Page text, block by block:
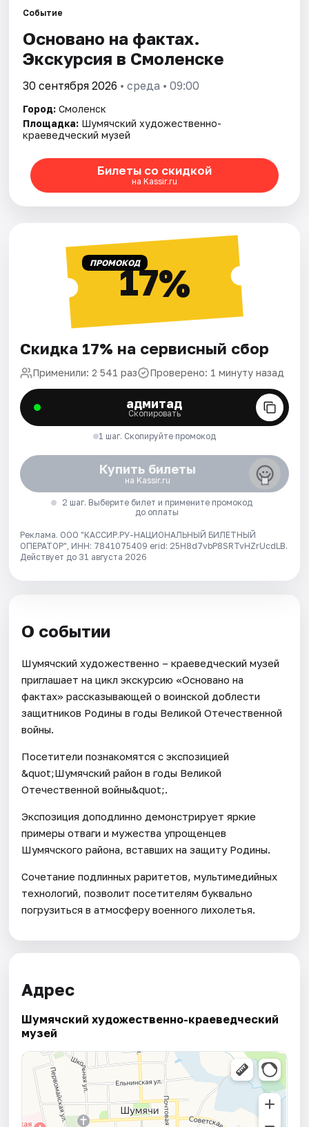
Площадки
Артисты
Событие
Основано на фактах.
Экскурсия в Смоленске
30 сентября 2026 • среда • 09:00
Город: Смоленск
Площадка: Шумячский художественно-
краеведческий музей
Билеты со скидкой
на Kassir.ru
ПРОМОКОД17%
Скидка 17% на сервисный сбор
Применили: 2 541 раз Проверено: 1 минуту назад
адмитад
Скопировать
1 шаг. Скопируйте промокод
Купить билеты
на Kassir.ru
2 шаг. Выберите билет и примените промокод
до оплаты
Реклама. ООО "КАССИР.РУ-НАЦИОНАЛЬНЫЙ БИЛЕТНЫЙ
ОПЕРАТОР", ИНН: 7841075409 erid: 25H8d7vbP8SRTvHZrUcdLB.
Действует до 31 августа 2026
О событии
Шумячский художественно – краеведческий музей
приглашает на цикл экскурсию «Основано на
фактах» рассказывающей о воинской доблести
защитников Родины в годы Великой Отечественной
войны.
Посетители познакомятся с экспозицией
&quot;Шумячский район в годы Великой
Отечественной войны&quot;.
Экспозиция доподлинно демонстрирует яркие
примеры отваги и мужества упрощенцев
Шумячского района, вставших на защиту Родины.
Сочетание подлинных раритетов, мультимедийных
технологий, позволит посетителям буквально
погрузиться в атмосферу военного лихолетья.
Адрес
Шумячский художественно-краеведческий
музей